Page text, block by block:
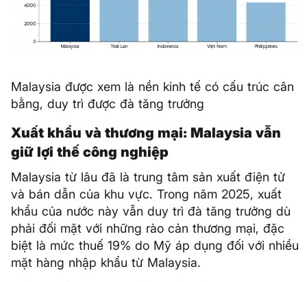
Malaysia được xem là nền kinh tế có cấu trúc cân
bằng, duy trì được đà tăng trưởng
Xuất khẩu và thương mại: Malaysia vẫn
giữ lợi thế công nghiệp
Malaysia từ lâu đã là trung tâm sản xuất điện tử
và bán dẫn của khu vực. Trong năm 2025, xuất
khẩu của nước này vẫn duy trì đà tăng trưởng dù
phải đối mặt với những rào cản thương mại, đặc
biệt là mức thuế 19% do Mỹ áp dụng đối với nhiều
mặt hàng nhập khẩu từ Malaysia.